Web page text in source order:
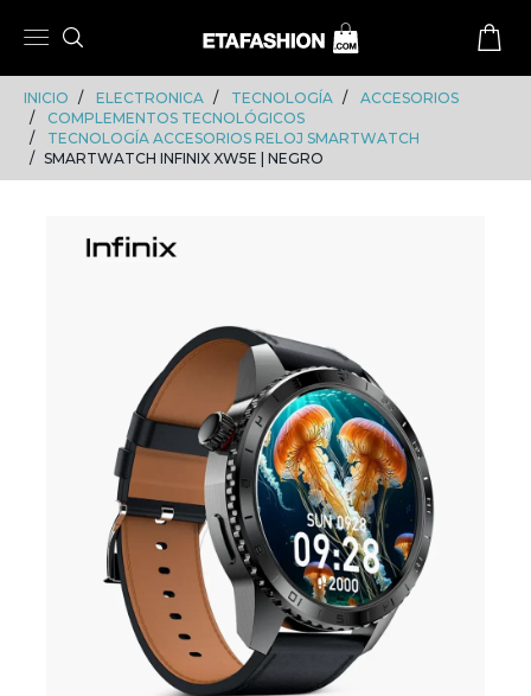
INICIO ELECTRONICA TECNOLOGÍA
ACCESORIOS
COMPLEMENTOS TECNOLÓGICOS
TECNOLOGÍA ACCESORIOS RELOJ SMARTWATCH
SMARTWATCH INFINIX XW5E | NEGRO